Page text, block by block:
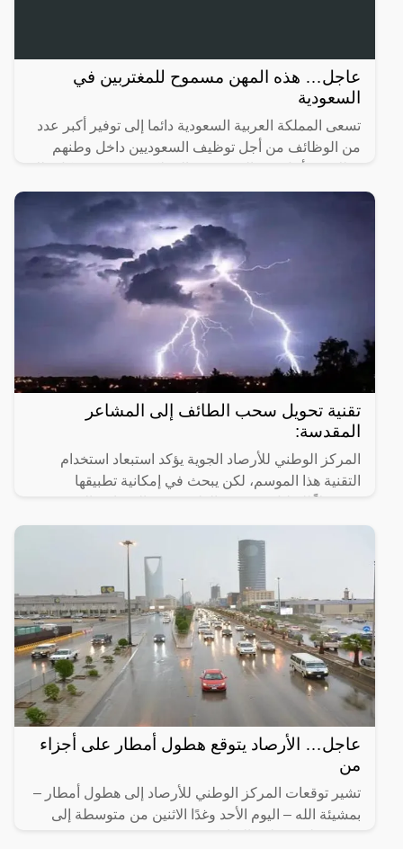
عاجل… هذه المهن مسموح للمغتربين في
السعودية
تسعى المملكة العربية السعودية دائما إلى توفير أكبر عدد
من الوظائف من أجل توظيف السعوديين داخل وطنهم
إلى
تقنية تحويل سحب الطائف إلى المشاعر
المقدسة:
المركز الوطني للأرصاد الجوية يؤكد استبعاد استخدام
التقنية هذا الموسم، لكن يبحث في إمكانية تطبيقها
أثناء موسم
عاجل… الأرصاد يتوقع هطول أمطار على أجزاء
من
تشير توقعات المركز الوطني للأرصاد إلى هطول أمطار –
بمشيئة الله – اليوم الأحد وغدًا الاثنين من متوسطة إلى